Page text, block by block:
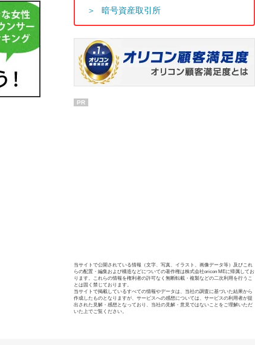
暗号資産取引所
PR
当サイトで公開されている情報（文字、写真、イラスト、画像データ等）及びこれ
らの配置・編集および構造などについての著作権は株式会社oricon MEに帰属してお
ります。これらの情報を権利者の許可なく無断転載・複製などの二次利用を行うこ
とは固く禁じております。
当サイトで掲載しているすべての情報やデータは、当社の調査に基づいた結果から
作成したものとなりますが、サービスへの感想については、サービスの利用者が提
出された見解・感想となっており、当社の見解・意見ではないことをご理解いただ
いた上でご覧ください。